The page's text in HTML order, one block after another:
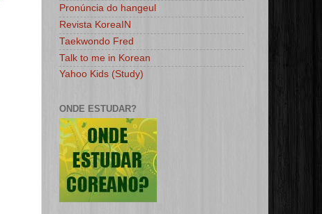
Pronúncia do hangeul
Revista KoreaIN
Taekwondo Fred
Talk to me in Korean
Yahoo Kids (Study)
ONDE ESTUDAR?